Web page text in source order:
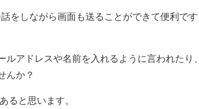
をしながら画面も送ることができて便利です
アドレスや名前を入れるように言われたり、
んか？
ると思います。